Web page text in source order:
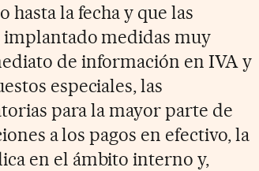
hasta la fecha y que las
medidas muy
de información en IVA y
especiales, las
para la mayor parte de
a los pagos en efectivo, la
en el ámbito interno y,